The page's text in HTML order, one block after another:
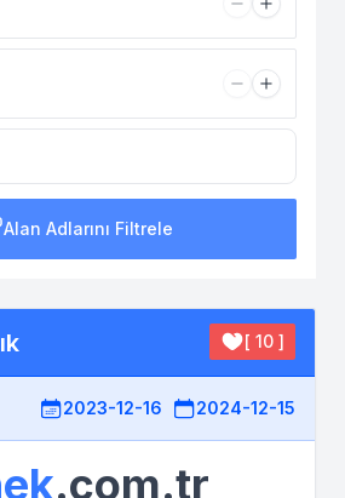
Alan Adlarını Filtrele
[ 10 ]
2023-12-16 2024-12-15
.com.tr